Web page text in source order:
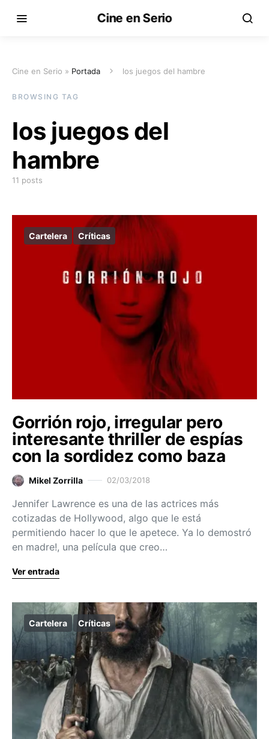
Cine en Serio
Cine en Serio » Portada los juegos del hambre
BROWSING TAG
los juegos del
hambre
11 posts
Cartelera Críticas
Gorrión rojo, irregular pero
interesante thriller de espías
con la sordidez como baza
Mikel Zorrilla 02/03/2018
Jennifer Lawrence es una de las actrices más
cotizadas de Hollywood, algo que le está
permitiendo hacer lo que le apetece. Ya lo demostró
en madre!, una película que creo…
Ver entrada
Cartelera Críticas